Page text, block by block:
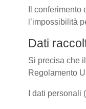
Il
l’impossibilità
Dati
Si precisa che
Regolamento
I dati